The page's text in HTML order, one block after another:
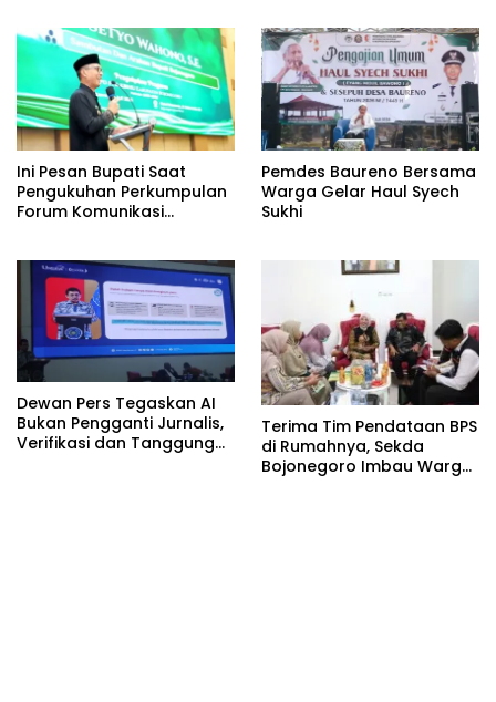
Pemenuhan Hak Anak
Ini Pesan Bupati Saat
Pengukuhan Perkumpulan
Forum Komunikasi
(PFK KBIHU) Kabupaten
Bojonegoro
Pemdes Baureno Bersama
Warga Gelar Haul Syech
Sukhi
Dewan Pers Tegaskan AI
Bukan Pengganti Jurnalis,
Verifikasi dan Tanggung
Terima Tim Pendataan BPS
di Rumahnya, Sekda
Bojonegoro Imbau Warga